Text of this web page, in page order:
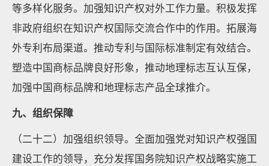
等多样化服务。加强知识产权对外工作力量。积极发挥
非政府组织在知识产权国际交流合作中的作用。拓展海
外专利布局渠道。推动专利与国际标准制定有效结合。
塑造中国商标品牌良好形象，推动地理标志互认互保，
加强中国商标品牌和地理标志产品全球推介。
九、组织保障
（二十二）加强组织领导。全面加强党对知识产权强国
建设工作的领导，充分发挥国务院知识产权战略实施工